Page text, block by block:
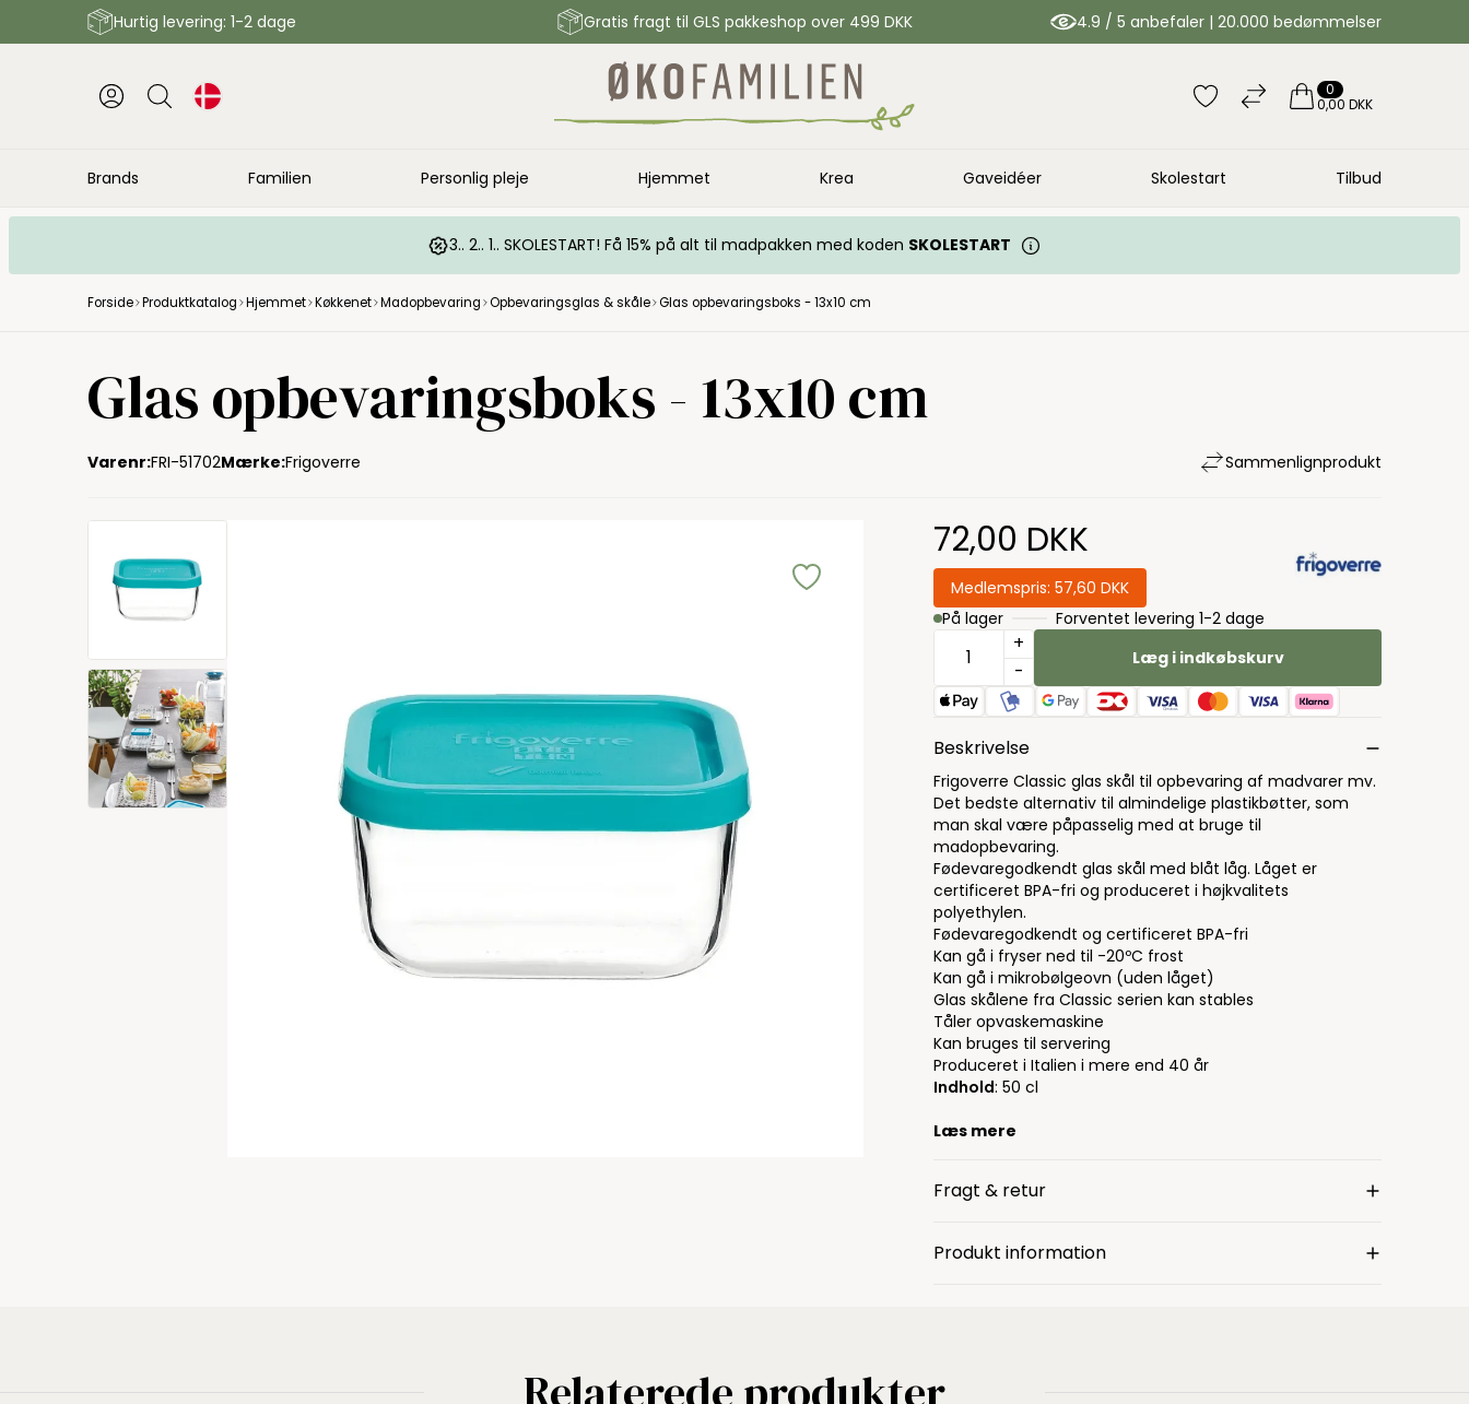
Hurtig levering: 1-2 dage Gratis fragt til GLS pakkeshop over 499 DKK 4.9 / 5 anbefaler | 20.000 bedømmelser
0
0,00 DKK
Brands Familien Personlig pleje Hjemmet Krea Gaveidéer Skolestart Tilbud
3.. 2.. 1.. SKOLESTART! Få 15% på alt til madpakken med koden SKOLESTART
Forside Produktkatalog Hjemmet Køkkenet Madopbevaring Opbevaringsglas & skåle Glas opbevaringsboks - 13x10 cm
Glas opbevaringsboks - 13x10 cm
Varenr:FRI-51702Mærke:Frigoverre Sammenlignprodukt
72,00 DKK
Medlemspris:57,60 DKK
På lager
Forventet levering 1-2 dage
+
-
Læg i indkøbskurv
Beskrivelse
Frigoverre Classic glas skål til opbevaring af madvarer mv.
Det bedste alternativ til almindelige plastikbøtter, som
man skal være påpasselig med at bruge til
madopbevaring.
Fødevaregodkendt glas skål med blåt låg. Låget er
certificeret BPA-fri og produceret i højkvalitets
polyethylen.
Fødevaregodkendt og certificeret BPA-fri
Kan gå i fryser ned til -20ºC frost
Kan gå i mikrobølgeovn (uden låget)
Glas skålene fra Classic serien kan stables
Tåler opvaskemaskine
Kan bruges til servering
Produceret i Italien i mere end 40 år
Indhold: 50 cl
Læs mere
Fragt & retur
Produkt information
Relaterede produkter